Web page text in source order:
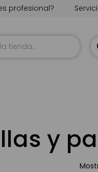
profesional?
y